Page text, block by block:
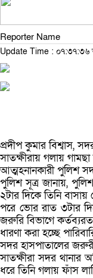
Reporter Name
Update Time : ০৭:৩৭:৩৬
প্রদীপ কুমার বিশ্বাস,
সাতক্ষীরায় গলায়
আত্মহনানকারী পুলিশ
পুলিশ সূত্র জানায়,
২টার দিকে তিনি বাসায়
পরে ভোর রাত ৩টার
জরুরি বিভাগে
ধারণা করা হচ্ছে
সদর হাসপাতালের
সাতক্ষীরা সদর থানার
ধরে তিনি গলায় ফাঁস